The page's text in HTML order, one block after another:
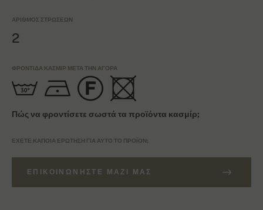
ΑΡΙΘΜΌΣ ΣΤΡΏΣΕΩΝ
2
ΦΡΟΝΤΊΔΑ ΚΑΣΜΊΡ ΜΕΤΆ ΤΗΝ ΑΓΟΡΆ
Πώς να φροντίσετε σωστά τα προϊόντα κασμίρ;
ΈΧΕΤΕ ΚΆΠΟΙΑ ΕΡΏΤΗΣΗ ΓΙΑ ΑΥΤΌ ΤΟ ΠΡΟΪΌΝ;
ΕΠΙΚΟΙΝΩΝΉΣΤΕ ΜΑΖΊ ΜΑΣ